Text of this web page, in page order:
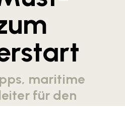
maritime
für den